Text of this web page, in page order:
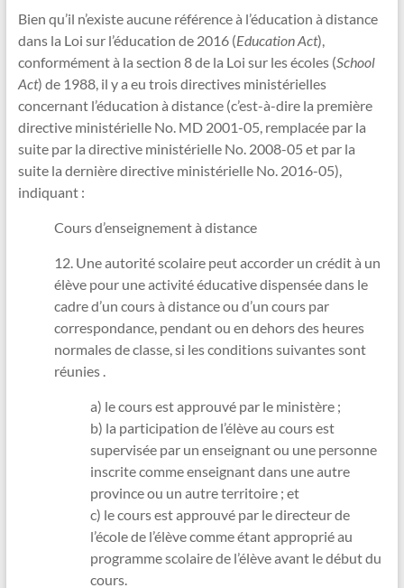
Bien qu’il n’existe aucune référence à l’éducation à distance
dans la Loi sur l’éducation de 2016 (Education Act),
conformément à la section 8 de la Loi sur les écoles (School
Act) de 1988, il y a eu trois directives ministérielles
concernant l’éducation à distance (c’est-à-dire la première
directive ministérielle No. MD 2001-05, remplacée par la
suite par la directive ministérielle No. 2008-05 et par la
suite la dernière directive ministérielle No. 2016-05),
indiquant :
Cours d’enseignement à distance
12. Une autorité scolaire peut accorder un crédit à un
élève pour une activité éducative dispensée dans le
cadre d’un cours à distance ou d’un cours par
correspondance, pendant ou en dehors des heures
normales de classe, si les conditions suivantes sont
réunies .
a) le cours est approuvé par le ministère ;
b) la participation de l’élève au cours est
supervisée par un enseignant ou une personne
inscrite comme enseignant dans une autre
province ou un autre territoire ; et
c) le cours est approuvé par le directeur de
l’école de l’élève comme étant approprié au
programme scolaire de l’élève avant le début du
cours.